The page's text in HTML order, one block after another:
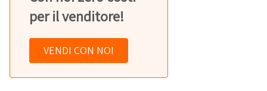
per il venditore!
VENDI CON NOI